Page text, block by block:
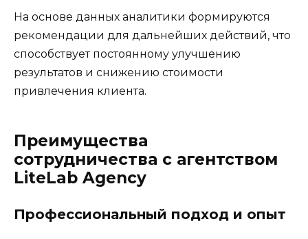
На основе данных аналитики формируются
рекомендации для дальнейших действий, что
способствует постоянному улучшению
результатов и снижению стоимости
привлечения клиента.
Преимущества
сотрудничества с агентством
LiteLab Agency
Профессиональный подход и опыт